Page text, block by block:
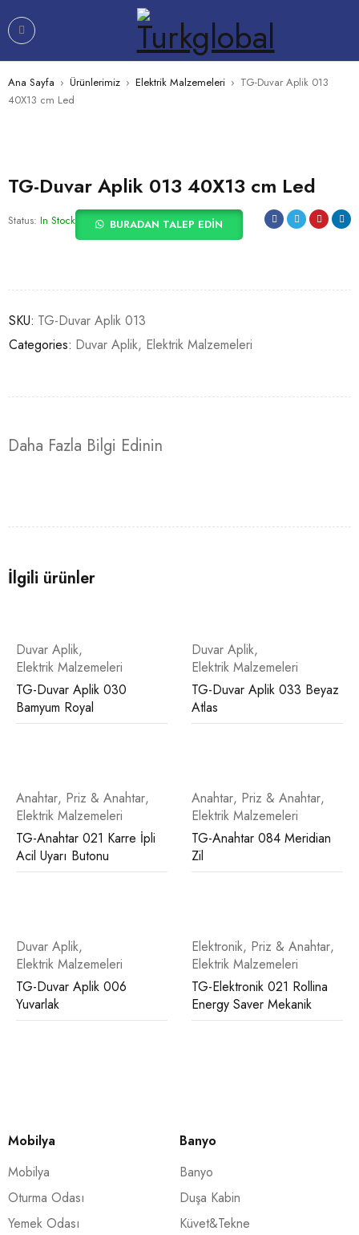
Ana Sayfa › Ürünlerimiz › Elektrik Malzemeleri › TG-Duvar Aplik 013
40X13 cm Led
TG-Duvar Aplik 013 40X13 cm Led
Status: In Stock BURADAN TALEP EDIN
SKU: TG-Duvar Aplik 013
Categories: Duvar Aplik, Elektrik Malzemeleri
Daha Fazla Bilgi Edinin
İlgili ürünler
Duvar Aplik,
Elektrik Malzemeleri
TG-Duvar Aplik 030
Bamyum Royal
Duvar Aplik,
Elektrik Malzemeleri
TG-Duvar Aplik 033 Beyaz
Atlas
Anahtar, Priz & Anahtar,
Elektrik Malzemeleri
TG-Anahtar 021 Karre İpli
Acil Uyarı Butonu
Anahtar, Priz & Anahtar,
Elektrik Malzemeleri
TG-Anahtar 084 Meridian
Zil
Duvar Aplik,
Elektrik Malzemeleri
TG-Duvar Aplik 006
Yuvarlak
Elektronik, Priz & Anahtar,
Elektrik Malzemeleri
TG-Elektronik 021 Rollina
Energy Saver Mekanik
Mobilya
Mobilya
Oturma Odası
Yemek Odası
Banyo
Banyo
Duşa Kabin
Küvet&Tekne